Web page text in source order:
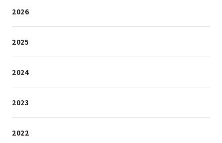
2026
2025
2024
2023
2022